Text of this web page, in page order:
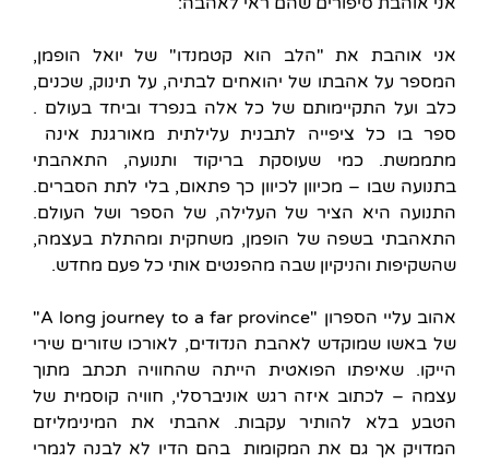
אני אוהבת את "הלב הוא קטמנדו" של יואל הופמן,
המספר על אהבתו של יהואחים לבתיה, על תינוק, שכנים,
כלב ועל התקיימותם של כל אלה בנפרד וביחד בעולם .
ספר בו כל ציפייה לתבנית עלילתית מאורגנת אינה
מתממשת. כמי שעוסקת בריקוד ותנועה, התאהבתי
בתנועה שבו – מכיוון לכיוון כך פתאום, בלי לתת הסברים.
התנועה היא הציר של העלילה, של הספר ושל העולם.
התאהבתי בשפה של הופמן, משחקית ומהתלת בעצמה,
שהשקיפות והניקיון שבה מהפנטים אותי כל פעם מחדש.
אהוב עליי הספרון "A long journey to a far province"
של באשו שמוקדש לאהבת הנדודים, לאורכו שזורים שירי
הייקו. שאיפתו הפואטית הייתה שהחוויה תכתב מתוך
עצמה – לכתוב איזה רגש אוניברסלי, חוויה קוסמית של
הטבע בלא להותיר עקבות. אהבתי את המינימליזם
המדויק אך גם את המקומות בהם הדיו לא לבנה לגמרי